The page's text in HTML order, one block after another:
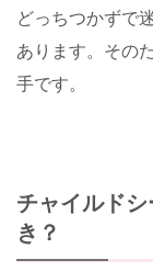
どっちつかずで
あります。その
手です。
チャイルド
き？